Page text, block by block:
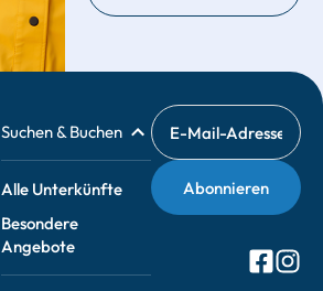
Suchen & Buchen
Alle Unterkünfte
Besondere
Angebote